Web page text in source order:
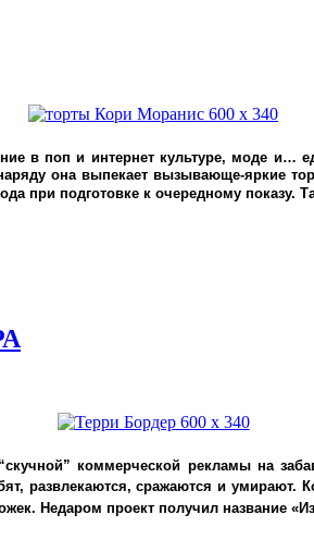
в поп и интернет культуре, моде и…
она выпекает вызывающе-яркие
при подготовке к очередному показу.
коммерческой рекламы на
развлекаются, сражаются и умирают.
Недаром проект получил название «